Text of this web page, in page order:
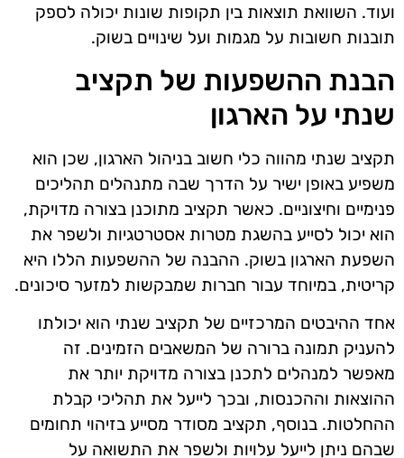
ועוד. השוואת תוצאות בין תקופות שונות יכולה לספק
תובנות חשובות על מגמות ועל שינויים בשוק.
הבנת ההשפעות של תקציב
שנתי על הארגון
תקציב שנתי מהווה כלי חשוב בניהול הארגון, שכן הוא
משפיע באופן ישיר על הדרך שבה מתנהלים תהליכים
פנימיים וחיצוניים. כאשר תקציב מתוכנן בצורה מדויקת,
הוא יכול לסייע בהשגת מטרות אסטרטגיות ולשפר את
השפעת הארגון בשוק. ההבנה של ההשפעות הללו היא
קריטית, במיוחד עבור חברות שמבקשות למזער סיכונים.
אחד ההיבטים המרכזיים של תקציב שנתי הוא יכולתו
להעניק תמונה ברורה של המשאבים הזמינים. זה
מאפשר למנהלים לתכנן בצורה מדויקת יותר את
ההוצאות וההכנסות, ובכך לייעל את תהליכי קבלת
ההחלטות. בנוסף, תקציב מסודר מסייע בזיהוי תחומים
שבהם ניתן לייעל עלויות ולשפר את התשואה על